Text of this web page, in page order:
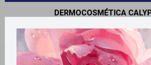
DERMOCOSMÉTICA
Filtrando por: Calypso